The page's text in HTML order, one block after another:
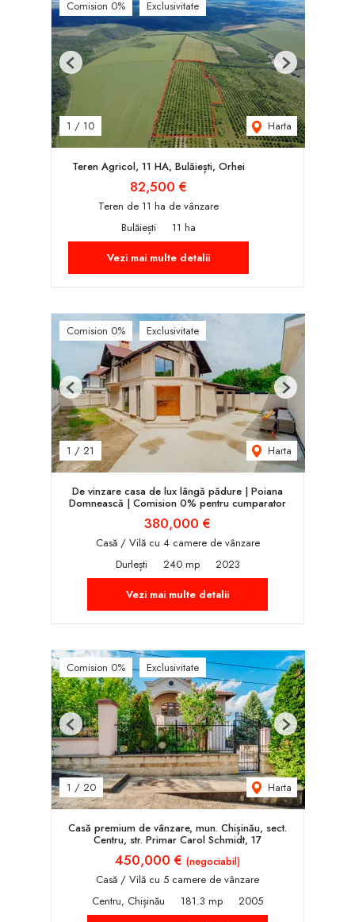
Comision 0% Exclusivitate
1 / 10 Harta
Previous Next
Teren Agricol, 11 HA, Bulăiești, Orhei
82,500 €
Teren de 11 ha de vânzare
Bulăiești
11 ha
Vezi mai multe detalii
Comision 0% Exclusivitate
1 / 21 Harta
Previous Next
De vinzare casa de lux lângă pădure | Poiana
Domnească | Comision 0% pentru cumparator
380,000 €
Casă / Vilă cu 4 camere de vânzare
Durlești
240 mp
2023
Vezi mai multe detalii
Comision 0% Exclusivitate
1 / 20 Harta
Previous Next
Casă premium de vânzare, mun. Chișinău, sect.
Centru, str. Primar Carol Schmidt, 17
450,000 € (negociabil)
Casă / Vilă cu 5 camere de vânzare
Centru, Chișinău
181.3 mp
2005